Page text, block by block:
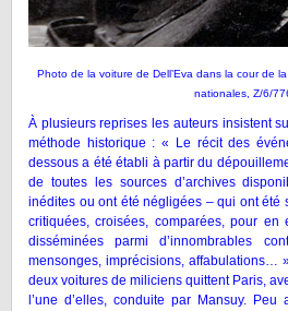
Photo de la voiture de Dell’Eva dans la cour de
nationales, Z/6/
À plusieurs reprises les auteurs insistent
méthode historique : « Le récit des
dessous a été établi à partir du
de toutes les sources d’archives
inédites ou ont été négligées – qui ont été
critiquées, croisées, comparées, pour
disséminées parmi d’innombrables
mensonges, imprécisions, affabulations…
deux voitures de miliciens quittent Paris,
l’une d’elles, conduite par Mansuy.